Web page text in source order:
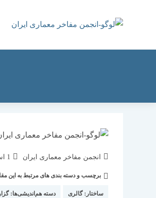
نویسندهٔ
انجمن مفاخر معماری ایران
نوشته
شده
1 اسفند 1400
دسته‌برچسب و دسته بندی های مرتبط به این
ساختار:گالری دسته هم‌اندیشی‌ها: